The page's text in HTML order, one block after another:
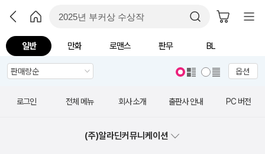
일반 만화 로맨스 판무 BL
옵션
로그인 전체 메뉴 회사 소개 출판사 안내 PC 버전
(주)알라딘커뮤니케이션